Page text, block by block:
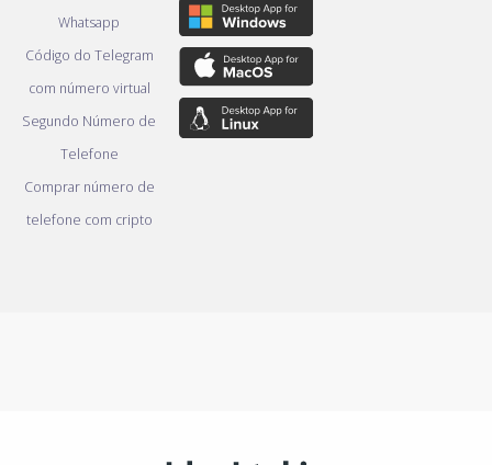
Whatsapp
Código do Telegram
com número virtual
Segundo Número de
Telefone
Comprar número de
telefone com cripto